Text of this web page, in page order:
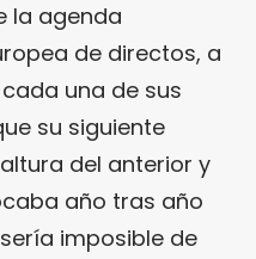
la agenda
de directos, a
una de sus
su siguiente
del anterior y
año tras año
imposible de